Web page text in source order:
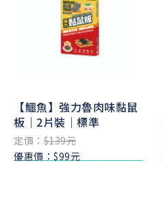
【鱷魚】強力魯肉味黏鼠
板｜2片裝｜標準
定價：$139元
優惠價：$99元